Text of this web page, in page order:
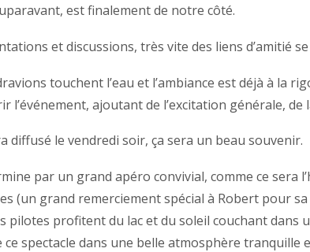
est finalement de notre côté.
et discussions, très vite des liens d’amitié
touchent l’eau et l’ambiance est déjà à la
l’événement, ajoutant de l’excitation générale,
diffusé le vendredi soir, ça sera un beau souvenir.
par un grand apéro convivial, comme ce sera
(un grand remerciement spécial à Robert pour
pilotes profitent du lac et du soleil couchant dans
spectacle dans une belle atmosphère tranquille